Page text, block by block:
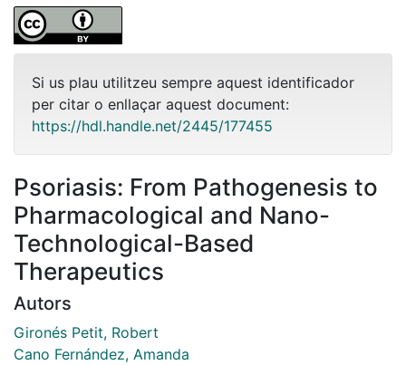
Si us plau utilitzeu sempre aquest identificador
per citar o enllaçar aquest document:
https://hdl.handle.net/2445/177455
Psoriasis: From Pathogenesis to
Pharmacological and Nano-
Technological-Based
Therapeutics
Autors
Gironés Petit, Robert
Cano Fernández, Amanda